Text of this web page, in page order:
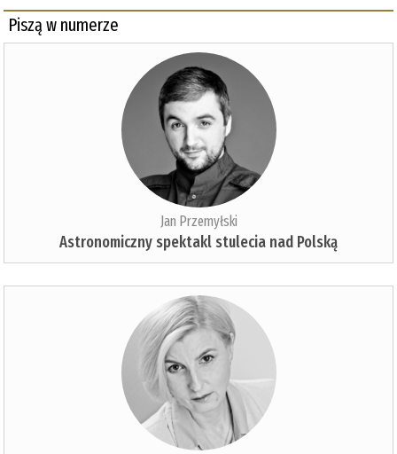
Piszą w numerze
Jan Przemyłski
Astronomiczny spektakl stulecia nad Polską